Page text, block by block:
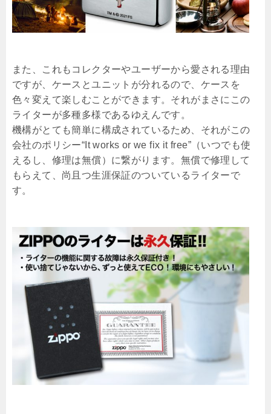
また、これもコレクターやユーザーから愛される理由
ですが、ケースとユニットが分れるので、ケースを
色々変えて楽しむことができます。それがまさにこの
ライターが多種多様であるゆえんです。
機構がとても簡単に構成されているため、それがこの
会社のポリシー“It works or we fix it free”（いつでも使
えるし、修理は無償）に繋がります。無償で修理して
もらえて、尚且つ生涯保証のついているライターで
す。